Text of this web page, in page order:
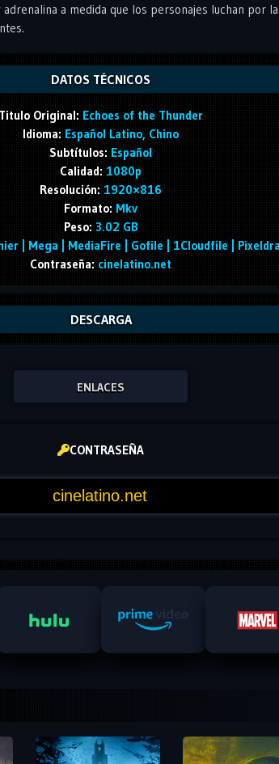
a medida que los personajes luchan por
DATOS TÉCNICOS
Titulo Original: Echoes of the Thunder
Idioma: Español Latino, Chino
Subtítulos: Español
Calidad: 1080p
Resolución: 1920×816
Formato: Mkv
Peso: 3.02 GB
| Mega | MediaFire | Gofile | 1Cloudfile |
Contraseña: cinelatino.net
DESCARGA
ENLACES
CONTRASEÑA